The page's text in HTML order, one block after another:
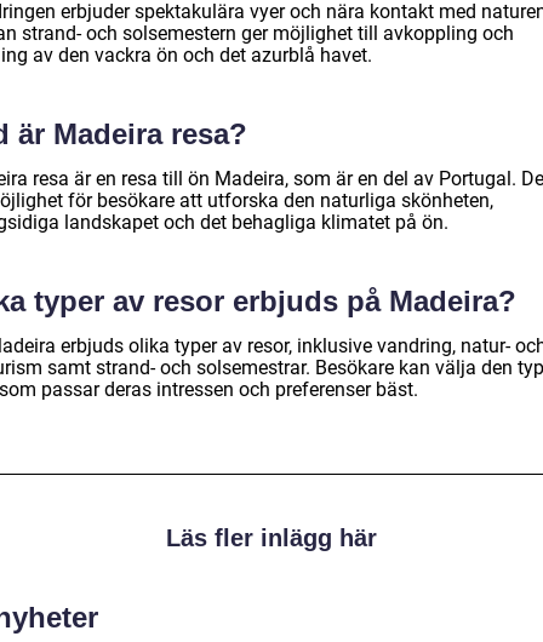
erbjuder spektakulära vyer och nära kontakt med
strand- och solsemestern ger möjlighet till avkoppling och
av den vackra ön och det azurblå havet.
är Madeira resa?
resa är en resa till ön Madeira, som är en del av Portugal.
för besökare att utforska den naturliga skönheten,
landskapet och det behagliga klimatet på ön.
typer av resor erbjuds på Madeira?
erbjuds olika typer av resor, inklusive vandring, natur-
samt strand- och solsemestrar. Besökare kan välja den
passar deras intressen och preferenser bäst.
Läs fler inlägg här